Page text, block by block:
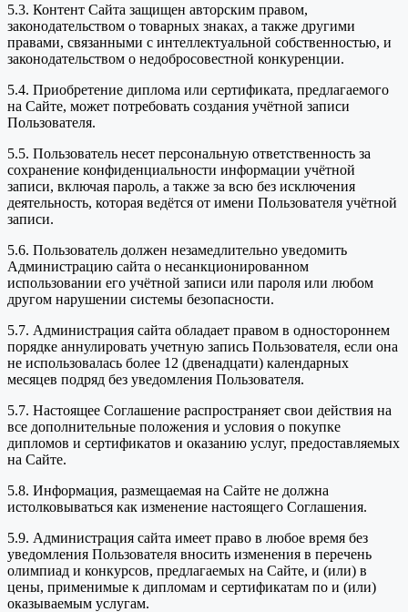
5.3. Контент Сайта защищен авторским правом,
законодательством о товарных знаках, а также другими
правами, связанными с интеллектуальной собственностью, и
законодательством о недобросовестной конкуренции.
5.4. Приобретение диплома или сертификата, предлагаемого
на Сайте, может потребовать создания учётной записи
Пользователя.
5.5. Пользователь несет персональную ответственность за
сохранение конфиденциальности информации учётной
записи, включая пароль, а также за всю без исключения
деятельность, которая ведётся от имени Пользователя учётной
записи.
5.6. Пользователь должен незамедлительно уведомить
Администрацию сайта о несанкционированном
использовании его учётной записи или пароля или любом
другом нарушении системы безопасности.
5.7. Администрация сайта обладает правом в одностороннем
порядке аннулировать учетную запись Пользователя, если она
не использовалась более 12 (двенадцати) календарных
месяцев подряд без уведомления Пользователя.
5.7. Настоящее Соглашение распространяет свои действия на
все дополнительные положения и условия о покупке
дипломов и сертификатов и оказанию услуг, предоставляемых
на Сайте.
5.8. Информация, размещаемая на Сайте не должна
истолковываться как изменение настоящего Соглашения.
5.9. Администрация сайта имеет право в любое время без
уведомления Пользователя вносить изменения в перечень
олимпиад и конкурсов, предлагаемых на Сайте, и (или) в
цены, применимые к дипломам и сертификатам по и (или)
оказываемым услугам.